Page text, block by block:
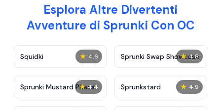
Esplora Altre Divertenti
Avventure di Sprunki Con OC
★ 4.6
Squidki ★ 4.8
Sprunki Swap Showcase
★ 4.4
Sprunki Mustard Phase
2
★ 4.9
Sprunkstard